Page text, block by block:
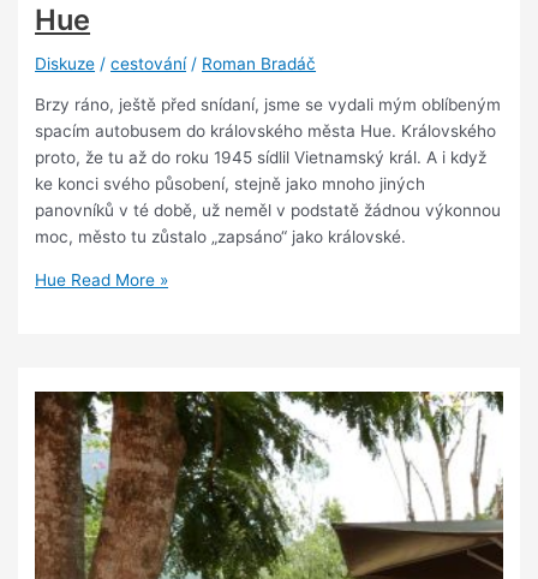
Hue
Diskuze /cestování/ Roman Bradáč
Brzy ráno, ještě před snídaní, jsme se vydali mým oblíbeným
spacím autobusem do královského města Hue. Královského
proto, že tu až do roku 1945 sídlil Vietnamský král. A i když
ke konci svého působení, stejně jako mnoho jiných
panovníků v té době, už neměl v podstatě žádnou výkonnou
moc, město tu zůstalo „zapsáno“ jako královské.
Hue Read More »